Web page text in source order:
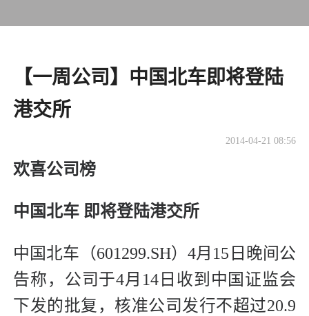
【一周公司】中国北车即将登陆
港交所
2014-04-21 08:56
欢喜公司榜
中国北车 即将登陆港交所
中国北车（601299.SH）4月15日晚间公
告称，公司于4月14日收到中国证监会
下发的批复，核准公司发行不超过20.9